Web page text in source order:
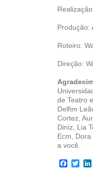
Produção:
Roteiro:
Direção:
de Teatro
Delfim
Cortez,
Diniz, Lia
Ecm,
a você.
F
T